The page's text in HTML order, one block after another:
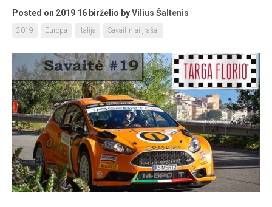
Posted on 2019 16 birželio byVilius Šaltenis
2019 Europa Italija Savaitiniai įrašai